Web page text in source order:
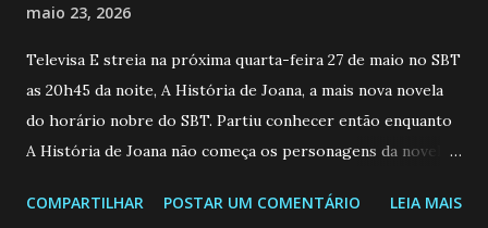
maio 23, 2026
Televisa E streia na próxima quarta-feira 27 de maio no SBT
as 20h45 da noite, A História de Joana, a mais nova novela
do horário nobre do SBT. Partiu conhecer então enquanto
A História de Joana não começa os personagens da novela?
de 25/05/26 a 31/05/26 JOANA GUADALUPE (Camila
COMPARTILHAR POSTAR UM COMENTÁRIO LEIA MAIS